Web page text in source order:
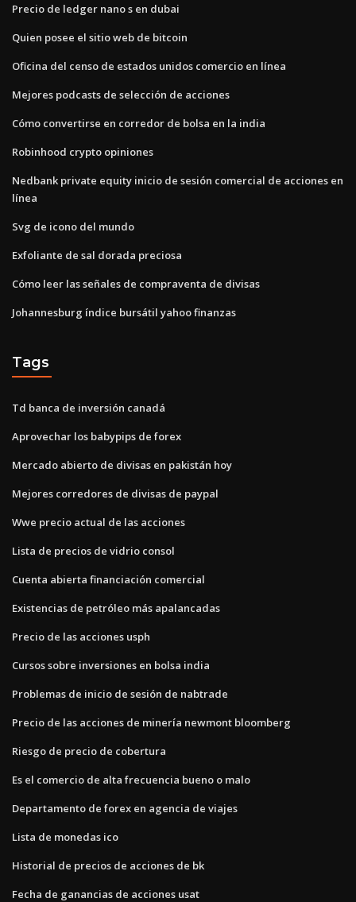
Precio de ledger nano s en dubai
Quien posee el sitio web de bitcoin
Oficina del censo de estados unidos comercio en línea
Mejores podcasts de selección de acciones
Cómo convertirse en corredor de bolsa en la india
Robinhood crypto opiniones
Nedbank private equity inicio de sesión comercial de acciones en
línea
Svg de icono del mundo
Exfoliante de sal dorada preciosa
Cómo leer las señales de compraventa de divisas
Johannesburg índice bursátil yahoo finanzas
Tags
Td banca de inversión canadá
Aprovechar los babypips de forex
Mercado abierto de divisas en pakistán hoy
Mejores corredores de divisas de paypal
Wwe precio actual de las acciones
Lista de precios de vidrio consol
Cuenta abierta financiación comercial
Existencias de petróleo más apalancadas
Precio de las acciones usph
Cursos sobre inversiones en bolsa india
Problemas de inicio de sesión de nabtrade
Precio de las acciones de minería newmont bloomberg
Riesgo de precio de cobertura
Es el comercio de alta frecuencia bueno o malo
Departamento de forex en agencia de viajes
Lista de monedas ico
Historial de precios de acciones de bk
Fecha de ganancias de acciones usat